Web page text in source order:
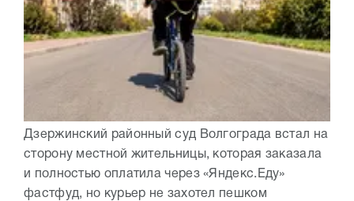
Дзержинский районный суд Волгограда встал на
сторону местной жительницы, которая заказала
и полностью оплатила через «Яндекс.Еду»
фастфуд, но курьер не захотел пешком